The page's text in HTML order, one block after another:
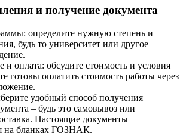
и получение документа
определите нужную степень и
будь то университет или другое
и оплата: обсудите стоимость и условия
готовы оплатить стоимость работы через
удобный способ получения
– будь это самовывоз или
Настоящие документы
на бланках ГОЗНАК.